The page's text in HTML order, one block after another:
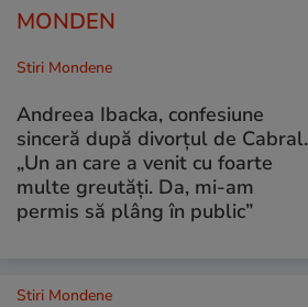
MONDEN
Stiri Mondene
Andreea Ibacka, confesiune
sinceră după divorțul de Cabral.
„Un an care a venit cu foarte
multe greutăți. Da, mi-am
permis să plâng în public”
Stiri Mondene